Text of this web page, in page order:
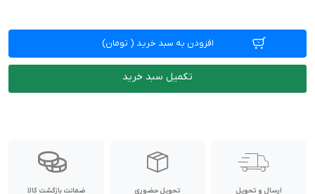
افزودن به سبد خرید ( تومان)
تکمیل سبد خرید
ارسال و تحویل
تحویل حضوری
ضمانت بازگشت کالا